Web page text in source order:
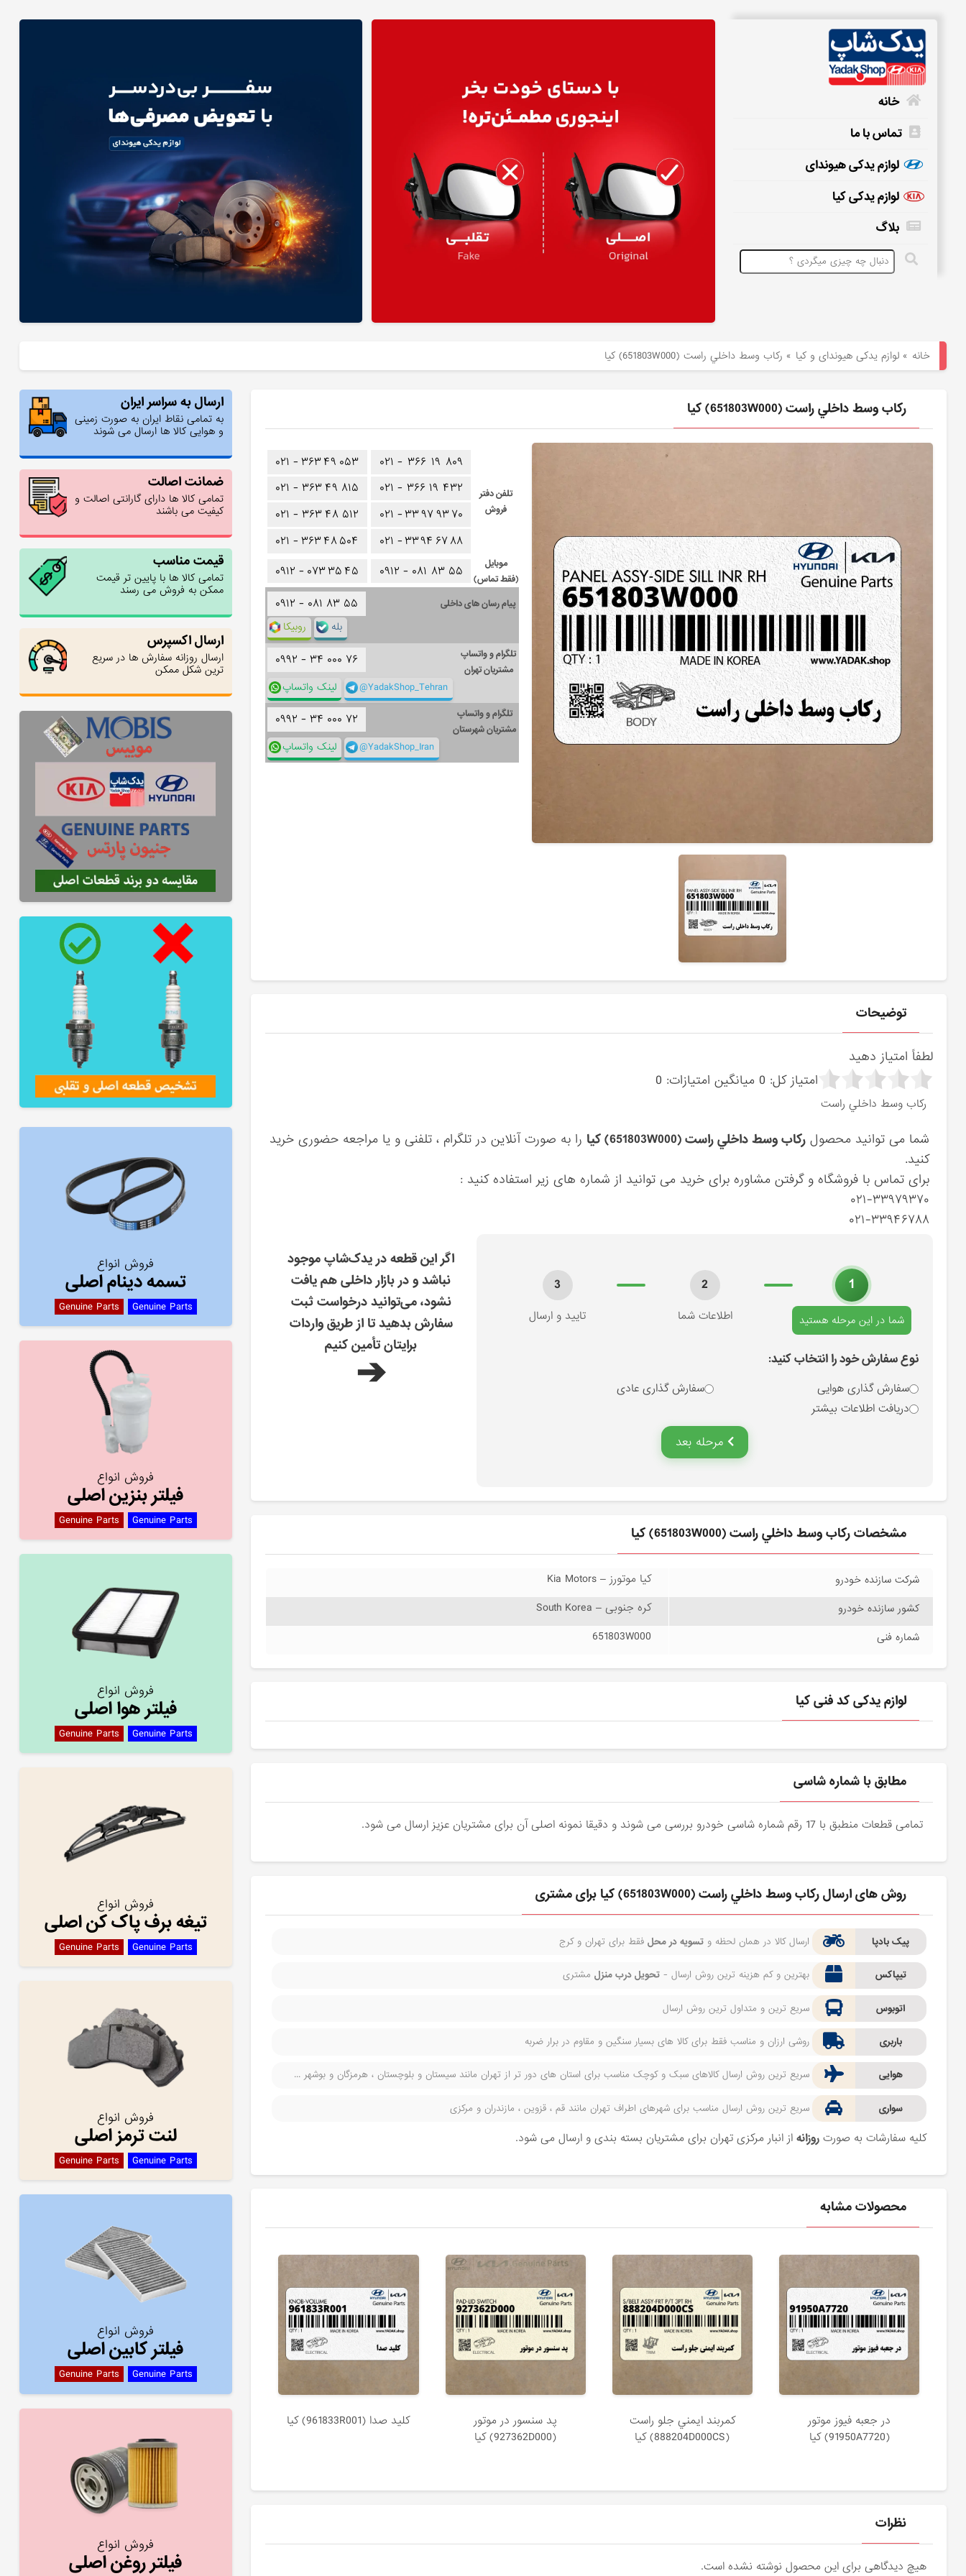
لوازم
خانه
تماس با ما
لوازم یدکی هیوندای
لوازم یدکی کیا
بلاگ
خانه »لوازم یدکی هیوندای و کیا » ركاب وسط داخلي راست (651803W000) کیا
ارسال به سراسر ایران
به تمامی نقاط ایران به صورت زمینی
و هوایی کالا ها ارسال می شوند
ضمانت اصالت
تمامی کالا ها دارای گارانتی اصالت و
کیفیت می باشند
قیمت مناسب
تمامی کالا ها با پایین تر قیمت
ممکن به فروش می رسند
ارسال اکسپرس
ارسال روزانه سفارش ها در سریع
ترین شکل ممکن
ركاب وسط داخلي راست (651803W000) کیا
تلفن دفتر
فروش
۰۲۱ - ۳۶۶ ۱۹ ۸۰۹
۰۲۱ - ۳۶۶ ۱۹ ۴۳۲
۰۲۱ -۳۳۹۷۹۳۷۰
۰۲۱ -۳۳۹۴ ۶۷۸۸
۰۲۱ - ۳۶۳۴۹ ۰۵۳
۰۲۱ - ۳۶۳ ۴۹ ۸۱۵
۰۲۱ - ۳۶۳ ۴۸ ۵۱۲
۰۲۱ - ۳۶۳۴۸۵۰۴
موبایل
(فقط تماس)
۰۹۱۲ - ۰۸۱ ۸۳ ۵۵ ۰۹۱۲ - ۰۷۳۳۵ ۴۵
پیام رسان های داخلی ۰۹۱۲ - ۰۸۱ ۸۳ ۵۵
روبیکا بله
تلگرام و واتساپ
مشتریان تهران
۰۹۹۲ - ۳۴ ۰۰۰ ۷۶
لینک واتساپ @YadakShop_Tehran
تلگرام و واتساپ
مشتریان شهرستان
۰۹۹۲ - ۳۴ ۰۰۰ ۷۲
لینک واتساپ @YadakShop_Iran
توضیحات
لطفاً امتیاز دهید
امتیاز کل: 0 میانگین امتیازات: 0
ركاب وسط داخلي راست
شما می توانید محصولركاب وسط داخلي راست (651803W000) کیا
را به صورت آنلاین در تلگرام ، تلفنی و یا مراجعه حضوری خرید
کنید.
برای تماس با فروشگاه و گرفتن مشاوره برای خرید می توانید از شماره های زیر استفاده کنید :
۰۲۱-۳۳۹۷۹۳۷۰
۰۲۱-۳۳۹۴۶۷۸۸
اگر این قطعه در یدک‌شاپ موجود
نباشد و در بازار داخلی هم یافت
نشود، می‌توانید درخواست ثبت
سفارش بدهید تا از طریق واردات
برایتان تأمین کنیم
➔
1
انتخاب نوع سفارش
شما در این مرحله هستید
2
اطلاعات شما
3
تایید و ارسال
نوع سفارش خود را انتخاب کنید:
سفارش گذاری هوایی
سفارش گذاری عادی
دریافت اطلاعات بیشتر
مرحله بعد
مشخصات ركاب وسط داخلي راست (651803W000) کیا
شرکت سازنده خودرو کیا موتورز – Kia Motors
کشور سازنده خودرو کره جنوبی – South Korea
شماره فنی 651803W000
لوازم یدکی کد فنی کیا
مطابق با شماره شاسی
تمامی قطعات منطبق با 17 رقم شماره شاسی خودرو بررسی می شوند و دقیقا نمونه اصلی آن برای مشتریان عزیز ارسال می شود.
روش های ارسال ركاب وسط داخلي راست (651803W000) کیا برای مشتری
پیک بادپا ارسال کالا در همان لحظه وتسویه در محل فقط برای تهران و کرج
تیپاکس بهترین و کم هزینه ترین روش ارسال -تحویل درب منزل مشتری
اتوبوس سریع ترین و متداول ترین روش ارسال
باربری روشی ارزان و مناسب فقط برای کالا های بسیار سنگین و مقاوم در برار ضربه
هوایی سریع ترین روش ارسال کالاهای سبک و کوچک مناسب برای استان های دور تر از تهران مانند سیستان و بلوچستان ، هرمزگان و بوشهر ...
سواری سریع ترین روش ارسال مناسب برای شهرهای اطراف تهران مانند قم ، قزوین ، مازندران و مرکزی
کلیه سفارشات به صورتروزانه از انبار مرکزی تهران برای مشتریان بسته بندی و ارسال می شود.
محصولات مشابه
در جعبه فيوز موتور
(91950A7720) کیا
كمربند ايمني جلو راست
(888204D000CS) کیا
پد سنسور در موتور
(927362D000) کیا
كليد صدا (961833R001) کیا
نظرات
هیچ دیدگاهی برای این محصول نوشته نشده است.
فروش انواع
تسمه دینام اصلی
Genuine Parts Genuine Parts
فروش انواع
فیلتر بنزین اصلی
Genuine Parts Genuine Parts
فروش انواع
فیلتر هوا اصلی
Genuine Parts Genuine Parts
فروش انواع
تیغه برف پاک کن اصلی
Genuine Parts Genuine Parts
فروش انواع
لنت ترمز اصلی
Genuine Parts Genuine Parts
فروش انواع
فیلتر کابین اصلی
Genuine Parts Genuine Parts
فروش انواع
فیلتر روغن اصلی